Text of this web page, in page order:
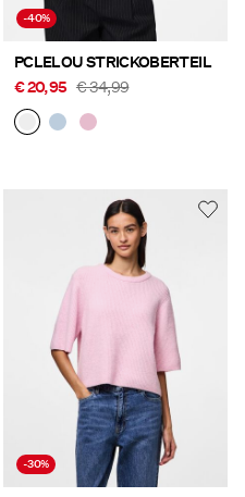
-40%
PCLELOU STRICKOBERTEIL
€ 20,95 € 34,99
-30%